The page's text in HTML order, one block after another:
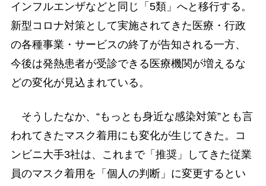
インフルエンザなどと同じ「5類」へと移行する。
新型コロナ対策として実施されてきた医療・行政
の各種事業・サービスの終了が告知される一方、
今後は発熱患者が受診できる医療機関が増えるな
どの変化が見込まれている。
そうしたなか、“もっとも身近な感染対策”とも言
われてきたマスク着用にも変化が生じてきた。コ
ンビニ大手3社は、これまで「推奨」してきた従業
員のマスク着用を「個人の判断」に変更するとい